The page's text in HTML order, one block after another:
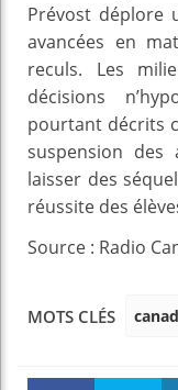
Prévost déplore
avancées en
reculs. Les
décisions
pourtant décrits
suspension des
laisser des
réussite des
Source : Radio
MOTS CLÉS